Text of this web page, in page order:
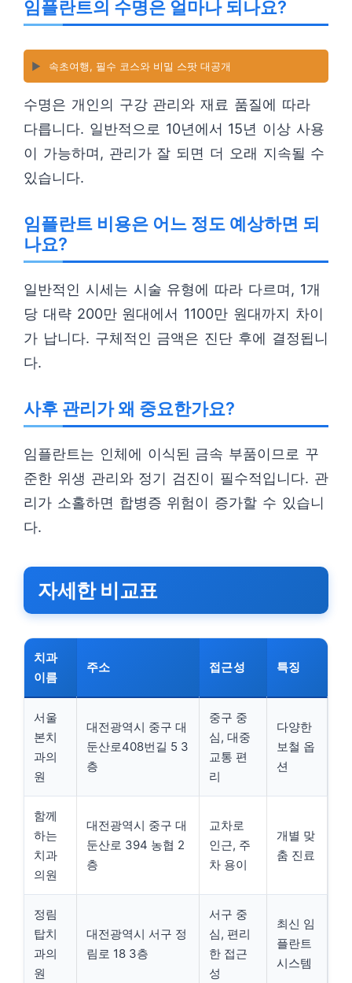
임플란트의 수명은 얼마나 되나요?
▶️ 속초여행, 필수 코스와 비밀 스팟 대공개
수명은 개인의 구강 관리와 재료 품질에 따라
다릅니다. 일반적으로 10년에서 15년 이상 사용
이 가능하며, 관리가 잘 되면 더 오래 지속될 수
있습니다.
임플란트 비용은 어느 정도 예상하면 되
나요?
일반적인 시세는 시술 유형에 따라 다르며, 1개
당 대략 200만 원대에서 1100만 원대까지 차이
가 납니다. 구체적인 금액은 진단 후에 결정됩니
다.
사후 관리가 왜 중요한가요?
임플란트는 인체에 이식된 금속 부품이므로 꾸
준한 위생 관리와 정기 검진이 필수적입니다. 관
리가 소홀하면 합병증 위험이 증가할 수 있습니
다.
자세한 비교표
치과
이름
주소 접근성 특징
서울
본치
과의
원
대전광역시 중구 대
둔산로408번길 5 3
층
중구 중
심, 대중
교통 편
리
다양한
보철 옵
션
함께
하는
치과
의원
대전광역시 중구 대
둔산로 394 농협 2
층
교차로
인근, 주
차 용이
개별 맞
춤 진료
정림
탑치
과의
원
대전광역시 서구 정
림로 18 3층
서구 중
심, 편리
한 접근
성
최신 임
플란트
시스템